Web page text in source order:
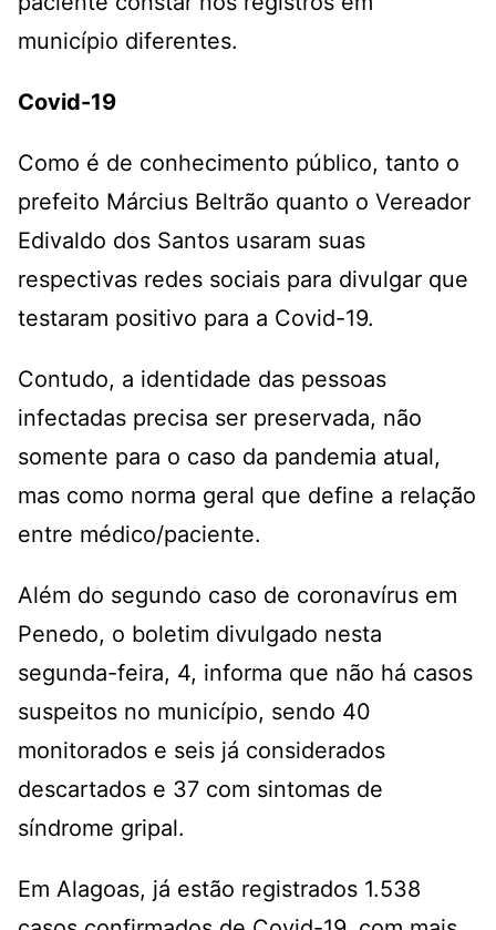
município diferentes.
Covid-19
Como é de conhecimento público, tanto o
prefeito Március Beltrão quanto o Vereador
Edivaldo dos Santos usaram suas
respectivas redes sociais para divulgar que
testaram positivo para a Covid-19.
Contudo, a identidade das pessoas
infectadas precisa ser preservada, não
somente para o caso da pandemia atual,
mas como norma geral que define a relação
entre médico/paciente.
Além do segundo caso de coronavírus em
Penedo, o boletim divulgado nesta
segunda-feira, 4, informa que não há casos
suspeitos no município, sendo 40
monitorados e seis já considerados
descartados e 37 com sintomas de
síndrome gripal.
Em Alagoas, já estão registrados 1.538